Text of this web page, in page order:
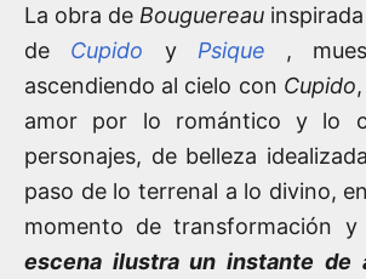
La obra de Bouguereau
de Cupido y Psique ,
ascendiendo al cielo con Cupido
amor por lo romántico y lo
personajes, de belleza
paso de lo terrenal a lo divino,
momento de transformación y
escena ilustra un instante de